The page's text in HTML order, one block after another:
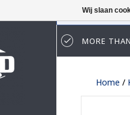
(0)
MORE
Home /
Wij slaan